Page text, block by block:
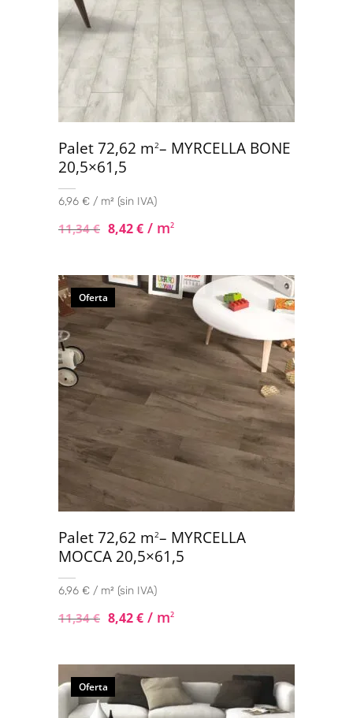
Palet 72,62 m2– MYRCELLA BONE
20,5×61,5
6,96 € / m² (sin IVA)
11,34€ 8,42€ / m2
Oferta
Palet 72,62 m2– MYRCELLA
MOCCA 20,5×61,5
6,96 € / m² (sin IVA)
11,34€ 8,42€ / m2
Oferta